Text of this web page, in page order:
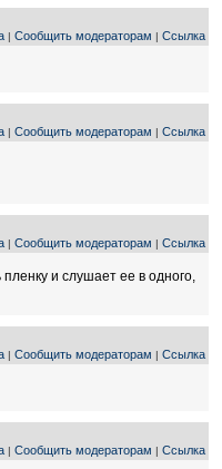
| Сообщить модераторам | Ссылка
| Сообщить модераторам | Ссылка
| Сообщить модераторам | Ссылка
и слушает ее в одного,
| Сообщить модераторам | Ссылка
| Сообщить модераторам | Ссылка